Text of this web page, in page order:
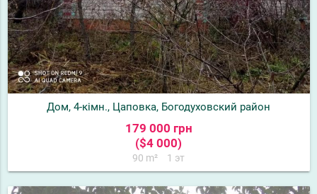
Дом, 4-кімн., Цаповка, Богодуховский район
179 000 грн
($4 000)
90 m² 1 эт